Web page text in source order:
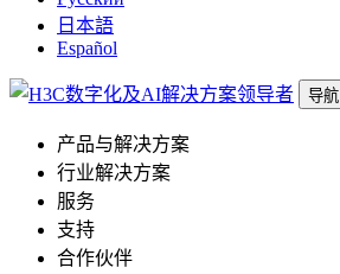
日本語
Español
导航
产品与解决方案
行业解决方案
服务
支持
合作伙伴